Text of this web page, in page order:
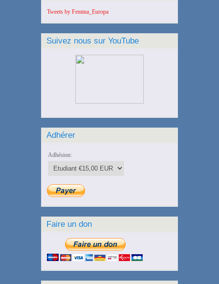
Tweets by Femina_Europa
Suivez nous sur YouTube
Adhérer
Adhésion:
Faire un don